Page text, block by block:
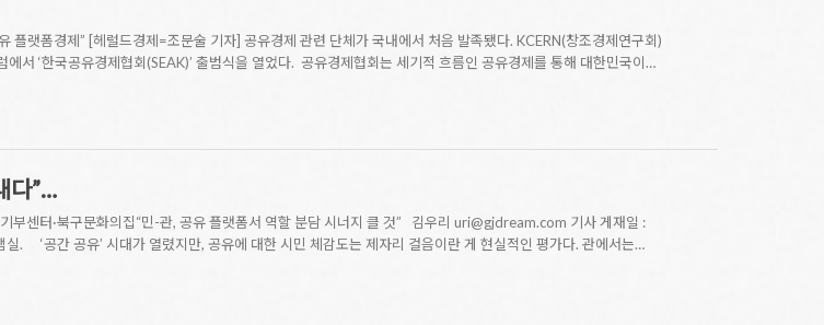
플랫폼경제” [헤럴드경제=조문술 기자] 공유경제 관련 단체가 국내에서 처음 발족됐다. KCERN(창조경제연구회)
서 ‘한국공유경제협회(SEAK)’ 출범식을 열었다. 공유경제협회는 세기적 흐름인 공유경제를 통해 대한민국이…
다”…
부센터·북구문화의집“민-관, 공유 플랫폼서 역할 분담 시너지 클 것” 김우리 uri@gjdream.com 기사 게재일 :
공간 공유’ 시대가 열렸지만, 공유에 대한 시민 체감도는 제자리 걸음이란 게 현실적인 평가다. 관에서는…